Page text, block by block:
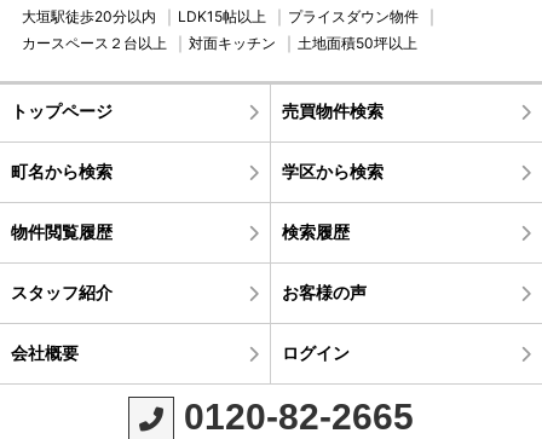
大垣駅徒歩20分以内 LDK15帖以上
プライスダウン物件
カースペース２台以上
対面キッチン 土地面積50坪以上
トップページ 売買物件検索
町名から検索 学区から検索
物件閲覧履歴 検索履歴
スタッフ紹介 お客様の声
会社概要 ログイン
0120-82-2665